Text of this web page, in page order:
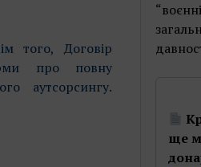
того, Договір
про повну
аутсорсингу.
ще